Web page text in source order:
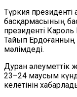
Түркия
басқармасының
президенті
Тайып Ердоғанның
мәлімдеді.
Дуран әлеуметтік
23–24 маусым
келетінін